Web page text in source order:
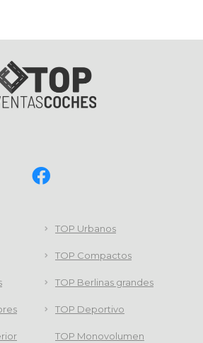
TOP Urbanos
TOP Compactos
TOP Berlinas grandes
TOP Deportivo
TOP Monovolumen